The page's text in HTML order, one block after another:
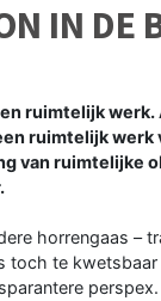
IN DE
ruimtelijk
ruimtelijk
van ruimtelijke
horrengaas –
toch te
perspex.